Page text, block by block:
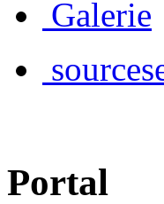
Galerie
Portal